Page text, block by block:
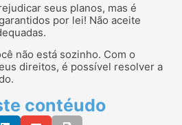
seus planos, mas é
por lei! Não aceite
não está sozinho. Com o
direitos, é possível resolver a
contéudo